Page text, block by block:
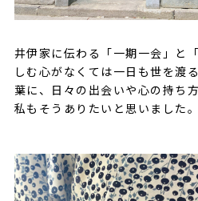
井伊家に伝わる「一期一会」と
しむ心がなくては一日も世を渡
葉に、日々の出会いや心の持ち
私もそうありたいと思いました。